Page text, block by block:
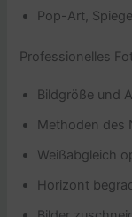
Pop-Art,
Professionelles
Bildgröße und
Methoden des
Weißabgleich
Horizont